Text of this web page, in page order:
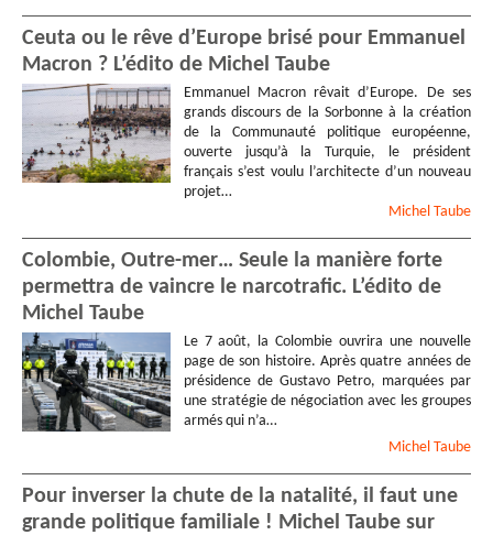
Ceuta ou le rêve d’Europe brisé pour Emmanuel
Macron ? L’édito de Michel Taube
Emmanuel Macron rêvait d’Europe. De ses
grands discours de la Sorbonne à la création
de la Communauté politique européenne,
ouverte jusqu’à la Turquie, le président
français s’est voulu l’architecte d’un nouveau
projet…
Michel Taube
Colombie, Outre-mer… Seule la manière forte
permettra de vaincre le narcotrafic. L’édito de
Michel Taube
Le 7 août, la Colombie ouvrira une nouvelle
page de son histoire. Après quatre années de
présidence de Gustavo Petro, marquées par
une stratégie de négociation avec les groupes
armés qui n’a…
Michel Taube
Pour inverser la chute de la natalité, il faut une
grande politique familiale ! Michel Taube sur